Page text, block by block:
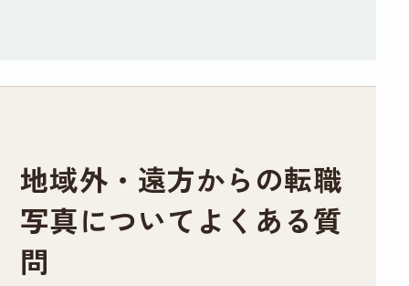
したい。
っしゃるお客さんが
多いのも納得です。
着後すぐ落とそうと
しく仰ってくださっ
たので、もしノーメ
イクで出かけること
に抵抗ある女性がい
らっしゃいましたら
ト証明写真機とは全
いところまで丁寧に
手作業でやっていた
だいてとても満足の
イメージがわかずにいました。
撮りましょうと寄り添って下さいました。
メイクは特別な事はなく、けれどどう写り込む
かを計算したプロのメイクアップです。せっか
くキチンと撮影してもらうなら、下手に素人が
手を入れるより、プロにやってもらう方がより
地域外・遠方からの転職
写真についてよくある質
問